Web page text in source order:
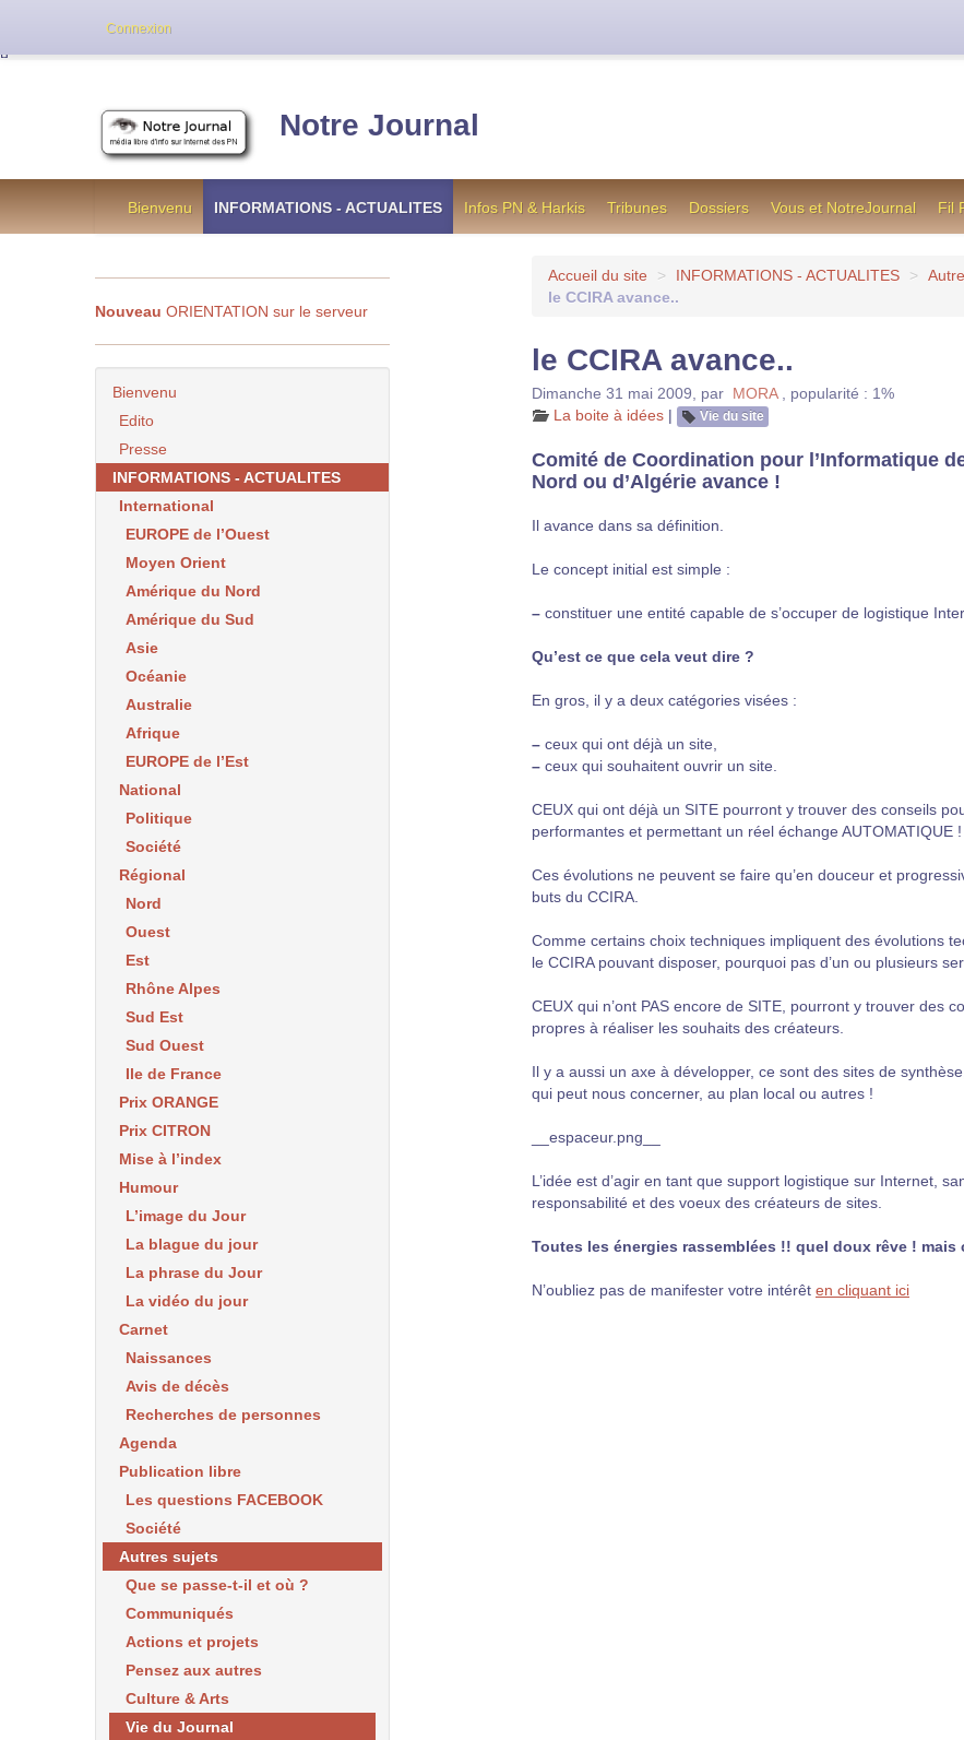
Notre Journal
Bienvenu INFORMATIONS - ACTUALITES Infos PN & Harkis Tribunes Dossiers Vous et NotreJournal Fil
Accueil du site > INFORMATIONS - ACTUALITES >
le CCIRA avance..
le CCIRA avance..
Dimanche 31 mai 2009 par MORA
popularité : 1%
La boite à idées | Vie du site
Comité de Coordination pour l’Informatique
Nord ou d’Algérie avance !
Il avance dans sa définition.
Le concept initial est simple :
– constituer une entité capable de s’occuper de logistique
Qu’est ce que cela veut dire ?
En gros, il y a deux catégories visées :
– ceux qui ont déjà un site,
– ceux qui souhaitent ouvrir un site.
CEUX qui ont déjà un SITE pourront y trouver des conseils
performantes et permettant un réel échange AUTOMATIQUE !
Ces évolutions ne peuvent se faire qu’en douceur et
buts du CCIRA.
Comme certains choix techniques impliquent des évolutions
le CCIRA pouvant disposer, pourquoi pas d’un ou plusieurs
CEUX qui n’ont PAS encore de SITE, pourront y trouver des
propres à réaliser les souhaits des créateurs.
Il y a aussi un axe à développer, ce sont des sites de
qui peut nous concerner, au plan local ou autres !
__espaceur.png__
L’idée est d’agir en tant que support logistique sur Internet,
responsabilité et des voeux des créateurs de sites.
Toutes les énergies rassemblées !! quel doux rêve !
N’oubliez pas de manifester votre intérêt en cliquant ici
Nouveau ORIENTATION sur le serveur
Bienvenu
Edito
Presse
INFORMATIONS - ACTUALITES
International
EUROPE de l’Ouest
Moyen Orient
Amérique du Nord
Amérique du Sud
Asie
Océanie
Australie
Afrique
EUROPE de l’Est
National
Politique
Société
Régional
Nord
Ouest
Est
Rhône Alpes
Sud Est
Sud Ouest
Ile de France
Prix ORANGE
Prix CITRON
Mise à l’index
Humour
L’image du Jour
La blague du jour
La phrase du Jour
La vidéo du jour
Carnet
Naissances
Avis de décès
Recherches de personnes
Agenda
Publication libre
Les questions FACEBOOK
Société
Autres sujets
Que se passe-t-il et où ?
Communiqués
Actions et projets
Pensez aux autres
Culture & Arts
Vie du Journal
Connexion
Cette version de NotreJournal représente l’ancienne formule utilisée jusqu’en octobre 2012, en cas de